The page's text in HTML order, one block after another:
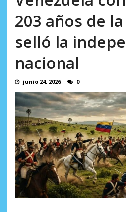
203 años de
selló la
nacional
junio 24, 2026 0